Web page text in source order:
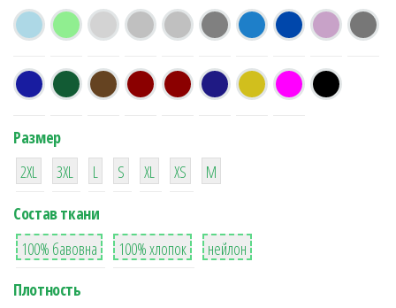
Размер
38
2XL
16
3XL
42
L
42
S
42
XL XS
М
Состав ткани
8
100% бавовна
36
100% хлопок
2
нейлон
Плотность